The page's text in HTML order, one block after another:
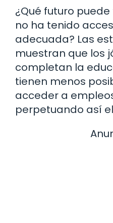
¿Qué futuro
no ha tenido
adecuada? Las
muestran que los
completan la
tienen menos
acceder a
perpetuando así